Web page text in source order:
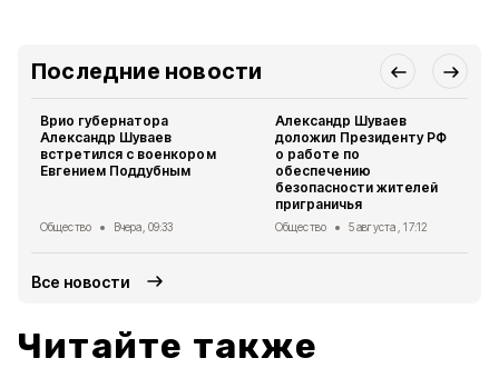
Последние новости
Врио губернатора
Александр Шуваев
встретился с военкором
Евгением Поддубным
Общество Вчера, 09:33
Александр Шуваев
доложил Президенту РФ
о работе по
обеспечению
безопасности жителей
приграничья
Общество 5 августа , 17:12
Все новости
Читайте также